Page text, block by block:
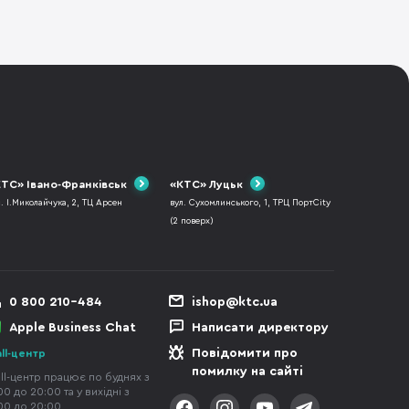
Івано-Франківськ
І.Миколайчука, 2, ТЦ Арсен
«КТС» Луцьк
вул. Сухомлинського, 1, ТРЦ ПортCity
(2 поверх)
0 800 210-484
Apple Business Chat
центр
центр працює по буднях з
до 20:00 та у вихідні з
до 20:00
ishop@ktc.ua
Написати директору
Повідомити про
помилку на сайті